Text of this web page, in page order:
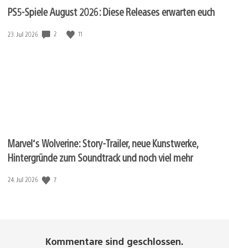
PS5-Spiele August 2026: Diese Releases erwarten euch
Veröffentlichungsdatum:
23. Jul 2026 2 11
Marvel‘s Wolverine: Story-Trailer, neue Kunstwerke,
Hintergründe zum Soundtrack und noch viel mehr
Veröffentlichungsdatum:
24. Jul 2026 7
Kommentare sind geschlossen.